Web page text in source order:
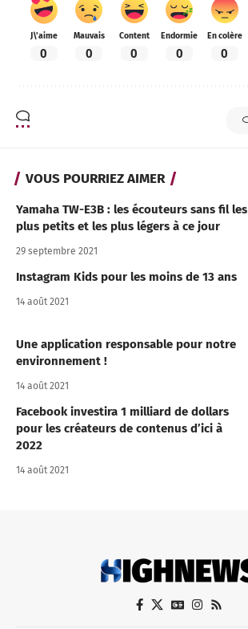
J\'aime
0
Mauvais
0
Content
0
Endormie
0
En colère
0
VOUS POURRIEZ AIMER
Yamaha TW-E3B : les écouteurs sans fil les
plus petits et les plus légers à ce jour
29 septembre 2021
Instagram Kids pour les moins de 13 ans
14 août 2021
Une application responsable pour notre
environnement !
14 août 2021
Facebook investira 1 milliard de dollars
pour les créateurs de contenus d’ici à
2022
14 août 2021